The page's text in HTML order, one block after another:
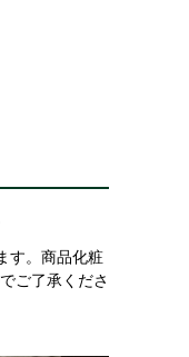
す。商品化粧
ご了承くださ